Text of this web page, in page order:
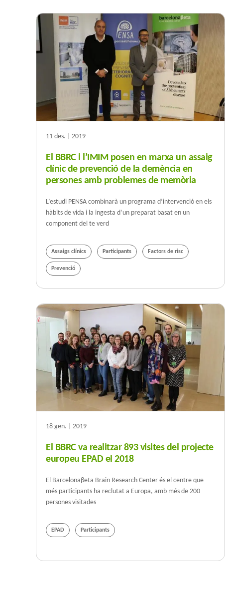
11 des. | 2019
El BBRC i l’IMIM posen en marxa un assaig
clínic de prevenció de la demència en
persones amb problemes de memòria
L’estudi PENSA combinarà un programa d’intervenció en els
hàbits de vida i la ingesta d’un preparat basat en un
component del te verd
Assaigs clínics Participants Factors de risc
Prevenció
18 gen. | 2019
El BBRC va realitzar 893 visites del projecte
europeu EPAD el 2018
El Barcelonaβeta Brain Research Center és el centre que
més participants ha reclutat a Europa, amb més de 200
persones visitades
EPAD Participants